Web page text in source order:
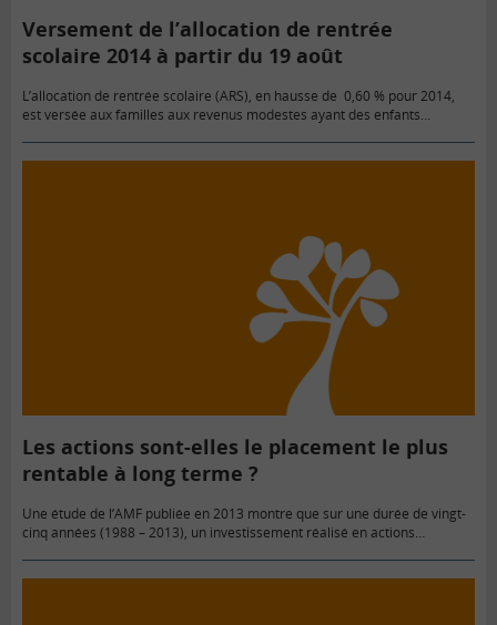
Versement de l’allocation de rentrée
scolaire 2014 à partir du 19 août
L’allocation de rentrée scolaire (ARS), en hausse de 0,60 % pour 2014,
est versée aux familles aux revenus modestes ayant des enfants
Les actions sont-elles le placement le plus
rentable à long terme ?
Une étude de l’AMF publiée en 2013 montre que sur une durée de vingt-
cinq années (1988 – 2013), un investissement réalisé en actions